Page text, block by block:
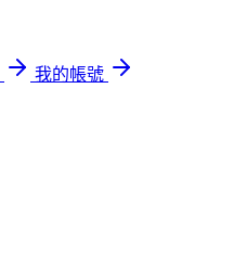
我的帳號